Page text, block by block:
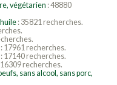
végétarien : 48880
: 35821 recherches.
17961 recherches.
: 17140 recherches.
recherches.
sans alcool, sans porc,